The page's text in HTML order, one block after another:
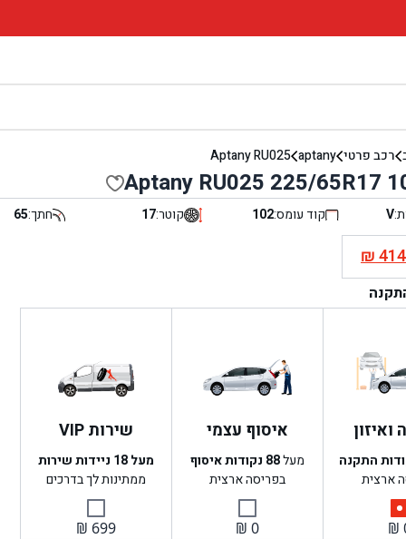
רכב פרטי aptany
Aptany RU025
Aptany RU025 225/65R17
V קוד עומס:102 קוטר:17 חתך:65
₪414
התקנה
ארצית
₪
איסוף עצמי
מעל88 נקודות איסוף
בפריסה ארצית
₪ 0
שירות VIP
מעל 18 ניידות שירות
ממתינות לך בדרכים
₪ 699